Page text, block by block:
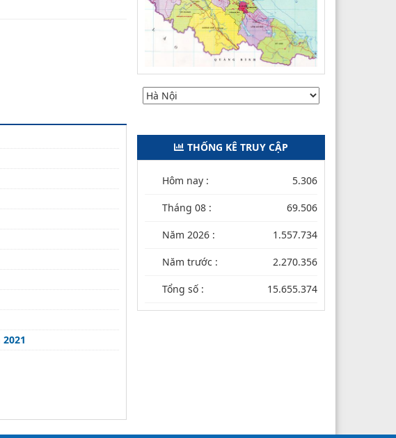
THỐNG KÊ TRUY CẬP
Hôm nay : 5.306
Tháng 08 : 69.506
Năm 2026 : 1.557.734
Năm trước : 2.270.356
Tổng số : 15.655.374